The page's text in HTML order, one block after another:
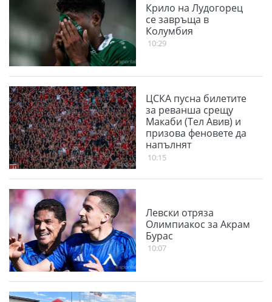
Крило на Лудогорец
се завръща в
Колумбия
10:29
ЦСКА пусна билетите
за реванша срещу
Макаби (Тел Авив) и
призова феновете да
напълнят
Националния стадион
10:15
Левски отряза
Олимпиакос за Акрам
Бурас
10:07